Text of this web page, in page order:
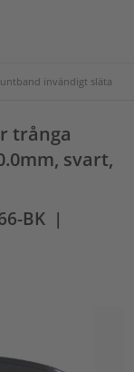
invändigt släta
trånga
svart,
BK |